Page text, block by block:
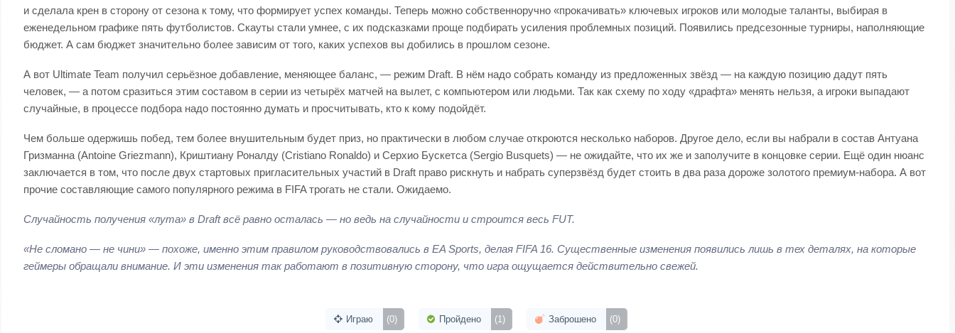
и сделала крен в сторону от сезона к тому, что формирует успех команды. Теперь можно собственноручно «прокачивать» ключевых игроков или молодые таланты, выбирая в
еженедельном графике пять футболистов. Скауты стали умнее, с их подсказками проще подбирать усиления проблемных позиций. Появились предсезонные турниры, наполняющие
бюджет. А сам бюджет значительно более зависим от того, каких успехов вы добились в прошлом сезоне.
А вот Ultimate Team получил серьёзное добавление, меняющее баланс, — режим Draft. В нём надо собрать команду из предложенных звёзд — на каждую позицию дадут пять
человек, — а потом сразиться этим составом в серии из четырёх матчей на вылет, с компьютером или людьми. Так как схему по ходу «драфта» менять нельзя, а игроки выпадают
случайные, в процессе подбора надо постоянно думать и просчитывать, кто к кому подойдёт.
Чем больше одержишь побед, тем более внушительным будет приз, но практически в любом случае откроются несколько наборов. Другое дело, если вы набрали в состав Антуана
Гризманна (Antoine Griezmann), Криштиану Роналду (Cristiano Ronaldo) и Серхио Бускетса (Sergio Busquets) — не ожидайте, что их же и заполучите в концовке серии. Ещё один нюанс
заключается в том, что после двух стартовых пригласительных участий в Draft право рискнуть и набрать суперзвёзд будет стоить в два раза дороже золотого премиум-набора. А вот
прочие составляющие самого популярного режима в FIFA трогать не стали. Ожидаемо.
Случайность получения «лута» в Draft всё равно осталась — но ведь на случайности и строится весь FUT.
«Не сломано — не чини» — похоже, именно этим правилом руководствовались в EA Sports, делая FIFA 16. Существенные изменения появились лишь в тех деталях, на которые
геймеры обращали внимание. И эти изменения так работают в позитивную сторону, что игра ощущается действительно свежей.
Играю (0) Пройдено (1) Заброшено (0)